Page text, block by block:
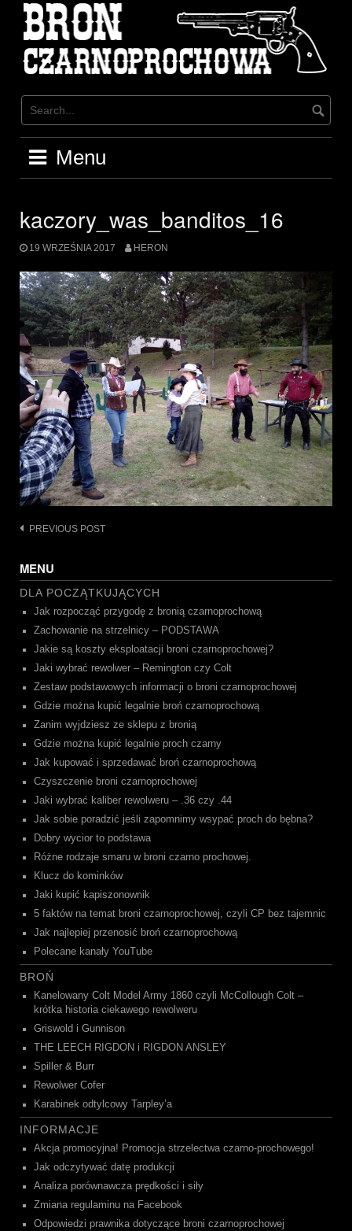
content
Menu
kaczory_was_banditos_16
19 WRZEŚNIA 2017 HERON
Post
PREVIOUS POST
MENU
DLA POCZĄTKUJĄCYCH
Jak rozpocząć przygodę z bronią czarnoprochową
Zachowanie na strzelnicy – PODSTAWA
Jakie są koszty eksploatacji broni czarnoprochowej?
Jaki wybrać rewolwer – Remington czy Colt
Zestaw podstawowych informacji o broni czarnoprochowej
Gdzie można kupić legalnie broń czarnoprochową
Zanim wyjdziesz ze sklepu z bronią
Gdzie można kupić legalnie proch czarny
Jak kupować i sprzedawać broń czarnoprochową
Czyszczenie broni czarnoprochowej
Jaki wybrać kaliber rewolweru – .36 czy .44
Jak sobie poradzić jeśli zapomnimy wsypać proch do bębna?
Dobry wycior to podstawa
Różne rodzaje smaru w broni czarno prochowej.
Klucz do kominków
Jaki kupić kapiszonownik
5 faktów na temat broni czarnoprochowej, czyli CP bez tajemnic
Jak najlepiej przenosić broń czarnoprochową
Polecane kanały YouTube
BROŃ
Kanelowany Colt Model Army 1860 czyli McCollough Colt –
krótka historia ciekawego rewolweru
Griswold i Gunnison
THE LEECH RIGDON i RIGDON ANSLEY
Spiller & Burr
Rewolwer Cofer
Karabinek odtylcowy Tarpley’a
INFORMACJE
Akcja promocyjna! Promocja strzelectwa czarno-prochowego!
Jak odczytywać datę produkcji
Analiza porównawcza prędkości i siły
Zmiana regulaminu na Facebook
Odpowiedzi prawnika dotyczące broni czarnoprochowej